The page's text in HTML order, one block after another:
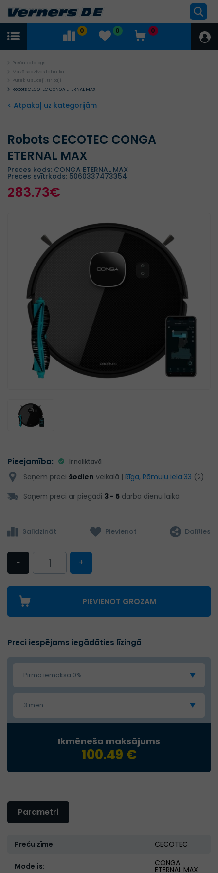
0 0 0
Preču katalogs
Mazā sadzīves tehnika
Putekļu sūcēji, tīrītāji
Robots CECOTEC CONGA ETERNAL MAX
< Atpakaļ uz kategorijām
Robots CECOTEC CONGA
ETERNAL MAX
Preces kods: CONGA ETERNAL MAX
Preces svītrkods: 5060337473354
283.73€
Pieejamība: Ir noliktavā
Saņem preci šodien veikalā | Rīga, Rāmuļu iela 33 (2)
Saņem preci ar piegādi 3 - 5 darba dienu laikā
Salīdzināt Pievienot Dalīties
− +
PIEVIENOT GROZAM
Preci iespējams iegādāties līzingā
Pirmā iemaksa 0%
3 mēn.
Ikmēneša maksājums
100.49 €
Parametri
Preču zīme: CECOTEC
Modelis: CONGA
ETERNAL MAX